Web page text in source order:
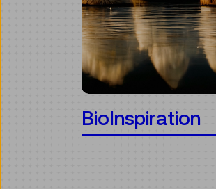
BioInspiration